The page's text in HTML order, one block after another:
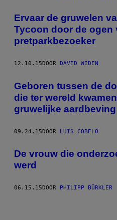
Ervaar de gruwelen
Tycoon door de ogen
pretparkbezoeker
12.10.15DOOR DAVID WIDEN
Geboren tussen de
die ter wereld
gruwelijke aardbeving
09.24.15DOOR LUIS COBELO
De vrouw die
werd
06.15.15 DOOR PHILIPP BÜRKLER